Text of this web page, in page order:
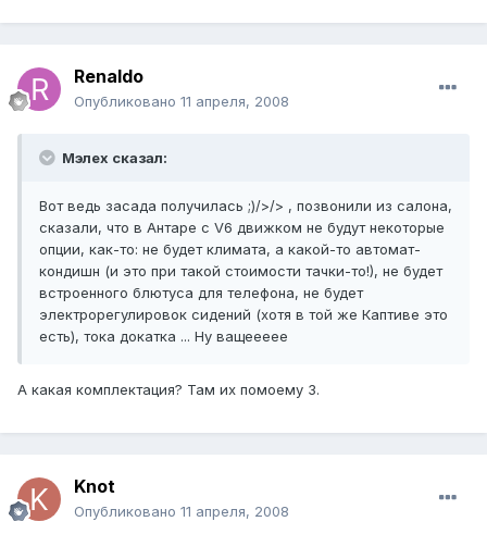
Renaldo
Опубликовано 11 апреля, 2008
Мэлех сказал:
Вот ведь засада получилась ;)/>/> , позвонили из салона,
сказали, что в Антаре c V6 движком не будут некоторые
опции, как-то: не будет климата, а какой-то автомат-
кондишн (и это при такой стоимости тачки-то!), не будет
встроенного блютуса для телефона, не будет
электрорегулировок сидений (хотя в той же Каптиве это
есть), тока докатка ... Ну ващеееее
А какая комплектация? Там их помоему 3.
Knot
Опубликовано 11 апреля, 2008